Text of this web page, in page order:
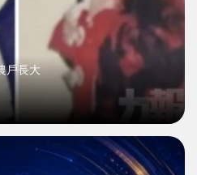
戶長大